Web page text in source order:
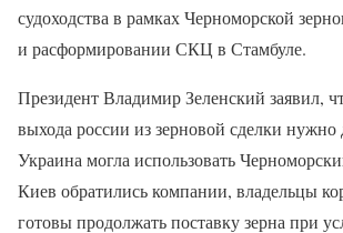
судоходства в рамках Черноморской
и расформировании СКЦ в Стамбуле.
Президент Владимир Зеленский заявил,
выхода россии из зерновой сделки нужно
Украина могла использовать
Киев обратились компании, владельцы
готовы продолжать поставку зерна при